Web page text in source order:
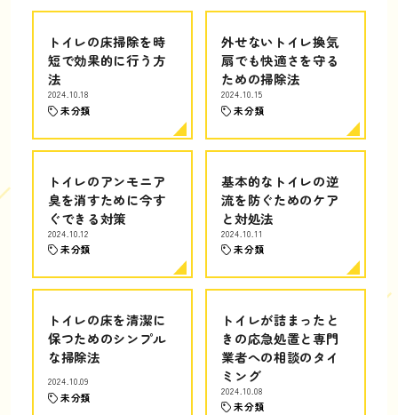
トイレの床掃除を時
短で効果的に行う方
法
2024.10.18
未分類
外せないトイレ換気
扇でも快適さを守る
ための掃除法
2024.10.15
未分類
トイレのアンモニア
臭を消すために今す
ぐできる対策
2024.10.12
未分類
基本的なトイレの逆
流を防ぐためのケア
と対処法
2024.10.11
未分類
トイレの床を清潔に
保つためのシンプル
な掃除法
2024.10.09
未分類
トイレが詰まったと
きの応急処置と専門
業者への相談のタイ
ミング
2024.10.08
未分類